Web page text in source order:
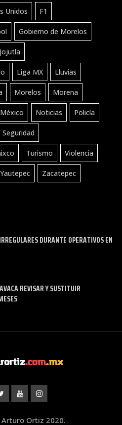
Unidos F1
Gobierno de Morelos
Jojutla
Liga MX Lluvias
Morelos Morena
México Noticias Policía
Seguridad
Turismo Violencia
Yautepec Zacatepec
DURANTE OPERATIVOS EN
REVISAR Y SUSTITUIR
Ortiz 2020.